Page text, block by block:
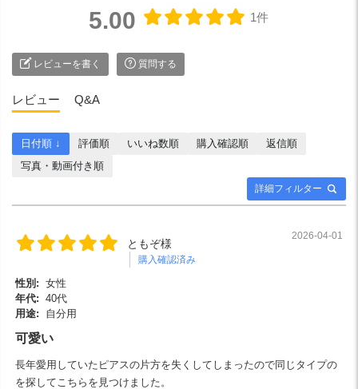
5.00 1件
レビューを書く 質問する
レビュー Q&A
詳細フィルター
日付順 ↓ 評価順 いいね数順 購入確認順
返信順
写真・動画付き順
ともぞ様
購入確認済み
2026-04-01
性別: 女性
年代: 40代
用途:
自分用
可愛い
長年愛用していたピアスの片方を失くしてしまったので同じタイプの
を探してこちらを見つけました。